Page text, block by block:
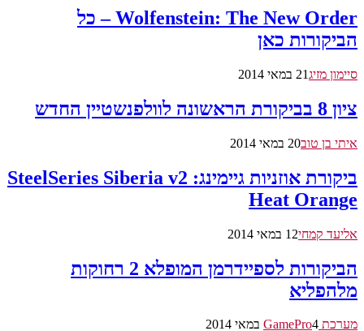
Wolfenstein: The New Order – כל
הביקורות כאן
סיימון מזיג21 במאי 2014
ציון 8 בביקורת הראשונה לוולפנשטיין החדש
איתי בן טוב20 במאי 2014
ביקורת אוזניות גיימינג: SteelSeries Siberia v2
Heat Orange
אליעד קמחי12 במאי 2014
הביקורות לספיידרמן המופלא 2 רחוקות
מלהפליא
מערכת GamePro 4 במאי 2014